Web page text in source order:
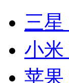
三星
小米
苹果